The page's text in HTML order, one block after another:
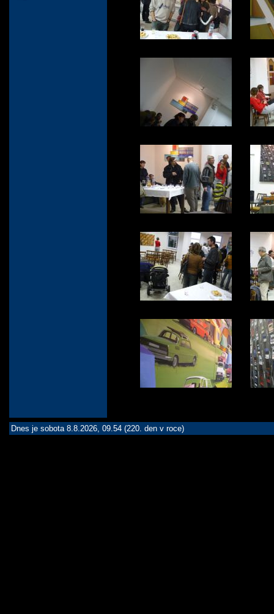
Dnes je sobota 8.8.2026, 09.54 (220. den v roce)